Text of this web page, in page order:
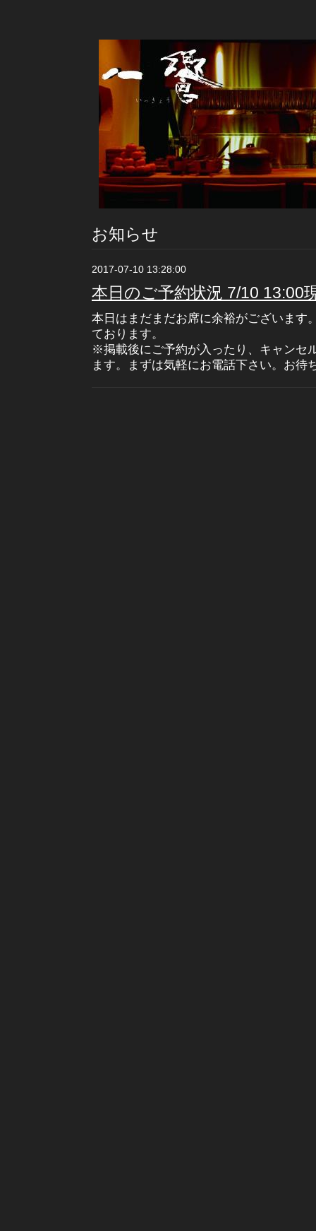
お知らせ
2017-07-10 13:28:00
本日のご予約状況 7/10 13:00
本日はまだまだお席に余裕がございます
ております。
※掲載後にご予約が入ったり、キャンセ
ます。まずは気軽にお電話下さい。お待